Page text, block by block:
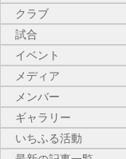
クラブ
試合
イベント
メディア
メンバー
ギャラリー
いちふる活動